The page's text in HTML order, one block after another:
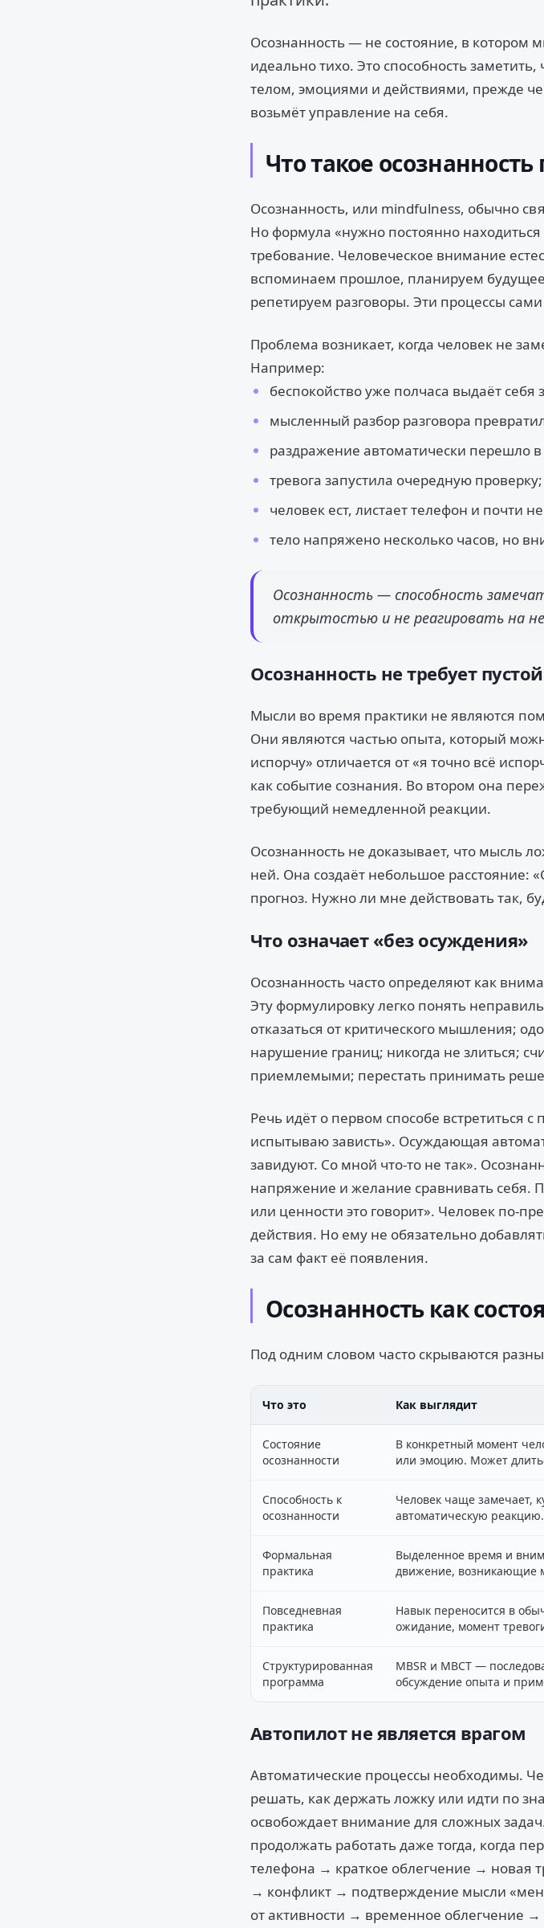
Осознанность — не состояние, в котором
идеально тихо. Это способность
телом, эмоциями и действиями, прежде
возьмёт управление на себя.
Что такое
Осознанность, или mindfulness, обычно
Но формула «нужно постоянно находиться
требование. Человеческое внимание
вспоминаем прошлое, планируем
репетируем разговоры. Эти процессы
Проблема возникает, когда человек не
Например:
беспокойство уже полчаса выдаёт себя
мысленный разбор разговора
раздражение автоматически перешло в
тревога запустила очередную проверку;
человек ест, листает телефон и почти
тело напряжено несколько часов, но
Осознанность — способность
открытостью и не реагировать на
Осознанность не требует
Мысли во время практики не являются
Они являются частью опыта, который
испорчу» отличается от «я точно всё
как событие сознания. Во втором она
требующий немедленной реакции.
Осознанность не доказывает, что мысль
ней. Она создаёт небольшое расстояние:
прогноз. Нужно ли мне действовать так,
Что означает «без осуждения»
Осознанность часто определяют как
Эту формулировку легко понять
отказаться от критического мышления;
нарушение границ; никогда не злиться;
приемлемыми; перестать принимать
Речь идёт о первом способе встретиться
испытываю зависть». Осуждающая
завидуют. Со мной что-то не так».
напряжение и желание сравнивать себя.
или ценности это говорит». Человек по-
действия. Но ему не обязательно
за сам факт её появления.
Осознанность как
Под одним словом часто скрываются
Что это Как выглядит
Состояние
осознанности
В конкретный момент
или эмоцию. Может
Способность к
осознанности
Человек чаще замечает,
автоматическую
Формальная
практика
Выделенное время и
движение, возникающие
Повседневная
практика
Навык переносится в
ожидание, момент
Структурированная
программа
MBSR и MBCT —
обсуждение опыта и
Автопилот не является врагом
Автоматические процессы необходимы.
решать, как держать ложку или идти по
освобождает внимание для сложных
продолжать работать даже тогда, когда
телефона → краткое облегчение → новая
→ конфликт → подтверждение мысли
от активности → временное облегчение